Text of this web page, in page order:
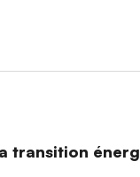
transition